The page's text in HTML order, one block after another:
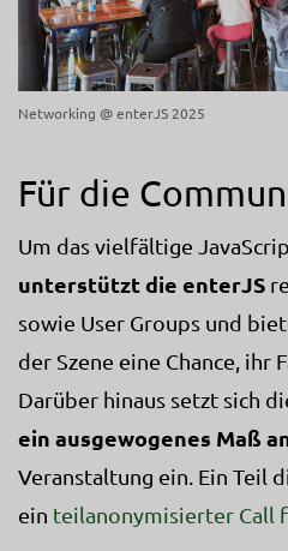
Networking @ enterJS 2025
Für die
Um das vielfältige
unterstützt die enterJS
sowie User Groups und
der Szene eine Chance, ihr
Darüber hinaus setzt sich
ein ausgewogenes Maß
Veranstaltung ein. Ein Teil
ein teilanonymisierter Call